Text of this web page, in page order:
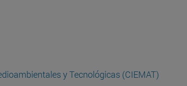
y Tecnológicas (CIEMAT)